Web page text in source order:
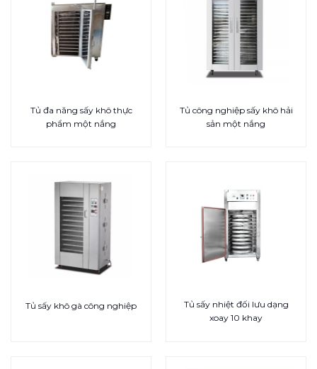
Tủ đa năng sấy khô thực
phẩm một nắng
Tủ công nghiệp sấy khô hải
sản một nắng
Tủ sấy khô gà công nghiệp
Tủ sấy nhiệt đối lưu dạng
xoay 10 khay